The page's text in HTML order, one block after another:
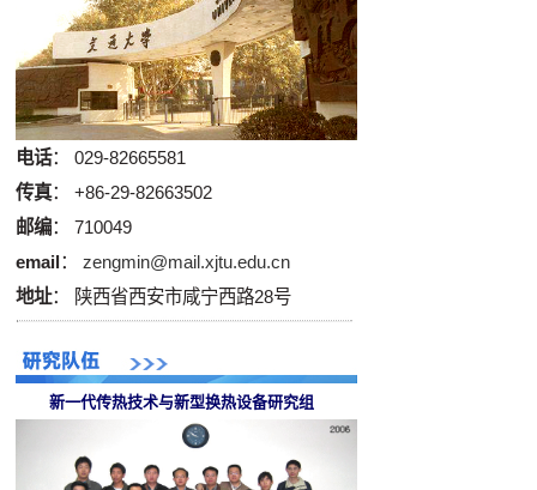
电话： 029-82665581
传真： +86-29-82663502
邮编： 710049
email：zengmin@mail.xjtu.edu.cn
地址： 陕西省西安市咸宁西路28号
新一代传热技术与新型换热设备研究组